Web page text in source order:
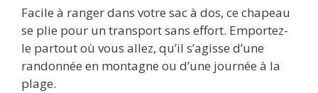
Facile à ranger dans votre sac à dos, ce chapeau
se plie pour un transport sans effort. Emportez-
le partout où vous allez, qu’il s’agisse d’une
randonnée en montagne ou d’une journée à la
plage.